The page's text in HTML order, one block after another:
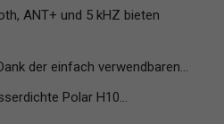
ANT+ und 5 kHZ bieten
der einfach verwendbaren...
Polar H10...